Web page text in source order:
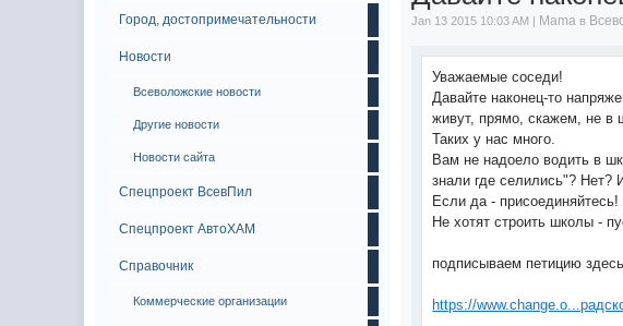
Город, достопримечательности
Новости
Всеволожские новости
Другие новости
Новости сайта
Спецпроект ВсевПил
Спецпроект АвтоХАМ
Справочник
Коммерческие организации
Jan 13 2015 10:03 AM | Mama в
Уважаемые соседи!
Давайте наконец-то
живут, прямо, скажем, не в
Таких у нас много.
Вам не надоело водить в
знали где селились"? Нет?
Если да - присоединяйтесь!
Не хотят строить школы -
подписываем петицию
https://